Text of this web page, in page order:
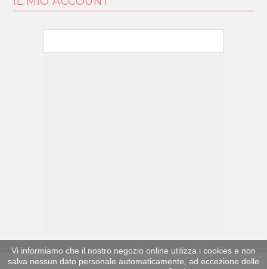
Vi informiamo che il nostro negozio online utilizza i cookies e non
salva nessun dato personale automaticamente, ad eccezione delle